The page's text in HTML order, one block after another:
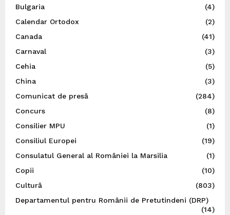
Bulgaria
(4)
Calendar Ortodox
(2)
Canada
(41)
Carnaval
(3)
Cehia
(5)
China
(3)
Comunicat de presă
(284)
Concurs
(8)
Consilier MPU
(1)
Consiliul Europei
(19)
Consulatul General al României la Marsilia
(1)
Copii
(10)
Cultură
(803)
Departamentul pentru Românii de Pretutindeni (DRP)
(14)